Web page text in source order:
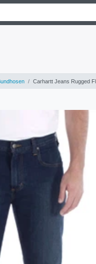
Carhartt Jeans Rugged